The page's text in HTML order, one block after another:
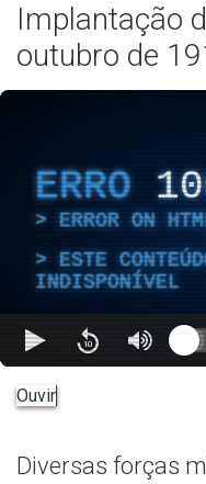
Implantação
outubro de
ERRO
ERROR ON
ESTE
INDISPONÍVEL
Ouvir
Diversas forças